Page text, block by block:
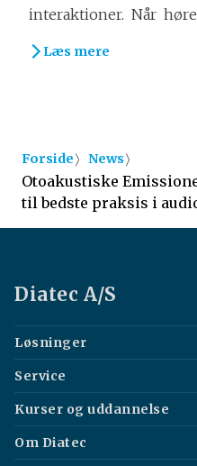
interaktioner. Når
Læs mere
Forside〉 News〉
Otoakustiske
til bedste praksis i
Diatec A/S
Løsninger
Service
Kurser og uddannelse
Om Diatec